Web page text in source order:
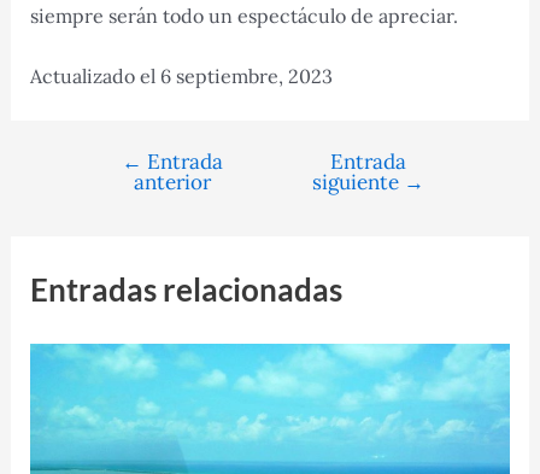
siempre serán todo un espectáculo de apreciar.
Actualizado el 6 septiembre, 2023
Navegación
← Entrada
anterior
Entrada
siguiente →
Entradas relacionadas